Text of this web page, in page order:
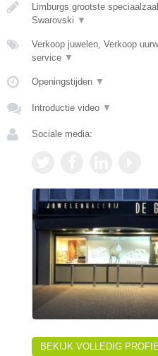
Limburgs grootste
Swarovski ▼
Verkoop juwelen, Verkoop
service ▼
Openingstijden ▼
Introductie video ▼
Sociale media:
BEKIJK VOLLEDIG